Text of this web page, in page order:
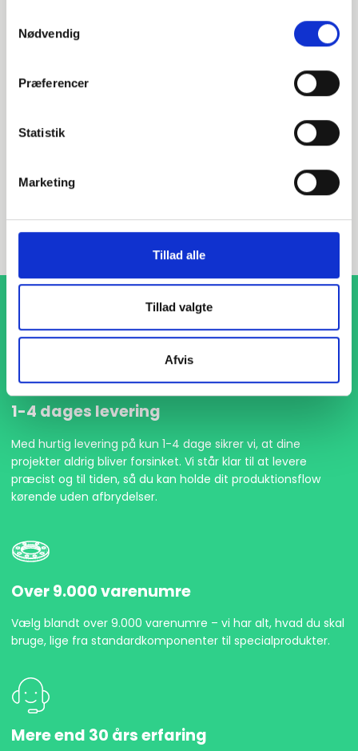
Nødvendig
Præferencer
Statistik
Marketing
Tillad alle
Tillad valgte
Afvis
EN 1092-1 T:11 B1 PN10-16
stk. tilgængelig
1-4 dages levering
Med hurtig levering på kun 1-4 dage sikrer vi, at dine
projekter aldrig bliver forsinket. Vi står klar til at levere
præcist og til tiden, så du kan holde dit produktionsflow
kørende uden afbrydelser.
Over 9.000 varenumre
Vælg blandt over 9.000 varenumre – vi har alt, hvad du skal
bruge, lige fra standardkomponenter til specialprodukter.
Mere end 30 års erfaring